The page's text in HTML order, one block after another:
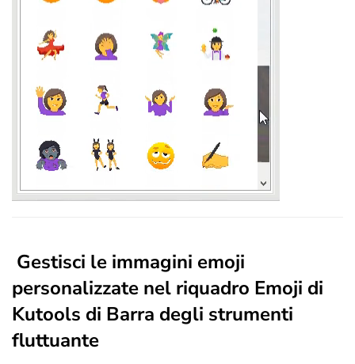
Gestisci le immagini emoji
personalizzate nel riquadro Emoji di
Kutools di Barra degli strumenti
fluttuante